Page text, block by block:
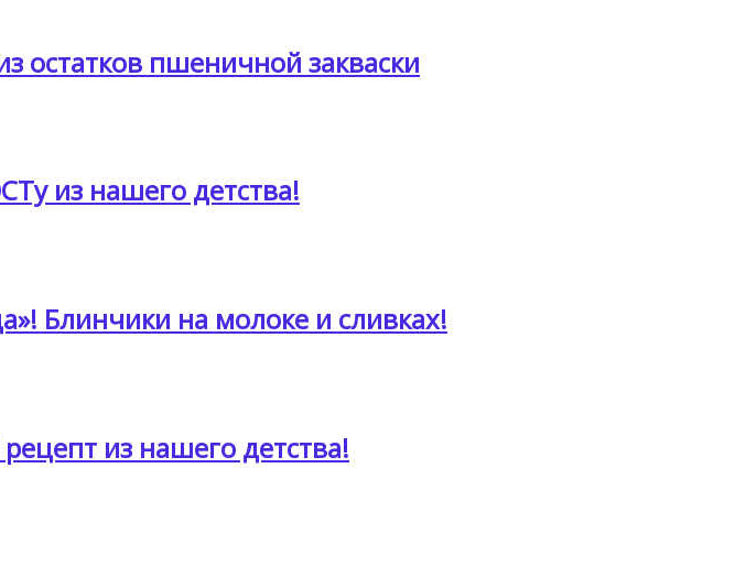
остатков пшеничной закваски
из нашего детства!
Блинчики на молоке и сливках!
из нашего детства!